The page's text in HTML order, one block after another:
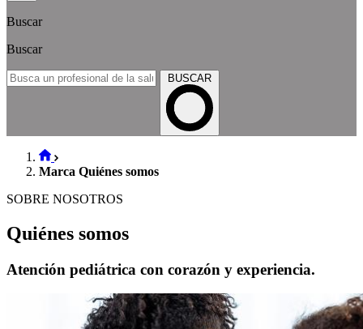
Buscar
Buscar
BUSCAR
Marca Quiénes somos
SOBRE NOSOTROS
Quiénes somos
Atención pediátrica con corazón y experiencia.